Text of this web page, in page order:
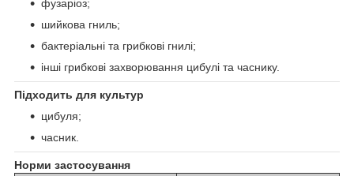
фузаріоз;
шийкова гниль;
бактеріальні та грибкові гнилі;
інші грибкові захворювання цибулі та часнику.
Підходить для культур
цибуля;
часник.
Норми застосування